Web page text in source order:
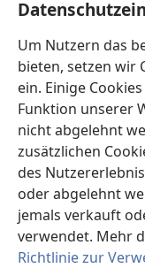
Um Nutzern das
bieten, setzen wir
ein. Einige
Funktion unserer
nicht abgelehnt
zusätzlichen
des
oder abgelehnt
jemals verkauft
verwendet. Mehr
Richtlinie zur
Spenden
(öffnet
neues
Fenster)Wachtturm
(öffnet
neues
Fenster)JW Hub®
(öffnet
neues
Fenster)JW Library
Watchtower Library